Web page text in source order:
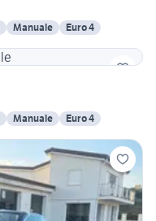
Manuale
Euro 4
Manuale Euro 4